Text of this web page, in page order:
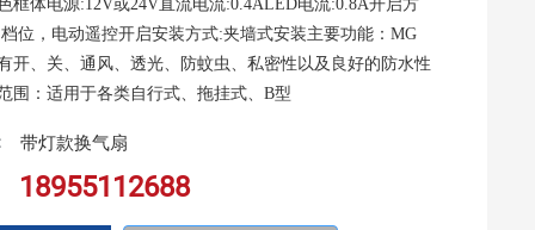
框体电源:12V或24V直流电流:0.4ALED电流:0.8A开启方
位，电动遥控开启安装方式:夹墙式安装主要功能：MG
开、关、通风、透光、防蚊虫、私密性以及良好的防水性
围：适用于各类自行式、拖挂式、B型
带灯款换气扇
18955112688